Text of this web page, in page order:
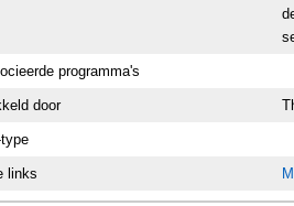
programma's
door
links